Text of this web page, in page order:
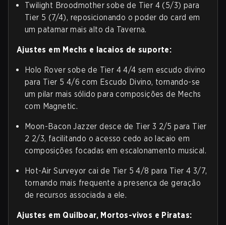
Twilight Broodmother sobe de Tier 4 (5/3) para
Tier 5 (7/4), reposicionando o poder do card em
um patamar mais alto da Taverna.
Ajustes em Mechs e lacaios de suporte:
Holo Rover sobe de Tier 4 4/4 sem escudo divino
para Tier 5 4/6 com Escudo Divino, tornando-se
um pilar mais sólido para composições de Mechs
com Magnetic.
Moon-Bacon Jazzer desce de Tier 3 2/5 para Tier
2 2/3, facilitando o acesso cedo ao lacaio em
composições focadas em escalonamento musical.
Hot-Air Surveyor cai de Tier 5 4/8 para Tier 4 3/7,
tornando mais frequente a presença de geração
de recursos associada a ele.
Ajustes em Quilboar, Mortos-vivos e Piratas: